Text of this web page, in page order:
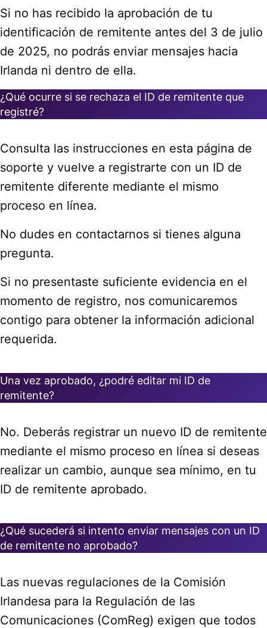
Si no has recibido la aprobación de tu
identificación de remitente antes del 3 de julio
de 2025, no podrás enviar mensajes hacia
Irlanda ni dentro de ella.
¿Qué ocurre si se rechaza el ID de remitente que
registré?
Consulta las instrucciones en esta página de
soporte y vuelve a registrarte con un ID de
remitente diferente mediante el mismo
proceso en línea.
No dudes en contactarnos si tienes alguna
pregunta.
Si no presentaste suficiente evidencia en el
momento de registro, nos comunicaremos
contigo para obtener la información adicional
requerida.
Una vez aprobado, ¿podré editar mi ID de
remitente?
No. Deberás registrar un nuevo ID de remitente
mediante el mismo proceso en línea si deseas
realizar un cambio, aunque sea mínimo, en tu
ID de remitente aprobado.
¿Qué sucederá si intento enviar mensajes con un ID
de remitente no aprobado?
Las nuevas regulaciones de la Comisión
Irlandesa para la Regulación de las
Comunicaciones (ComReg) exigen que todos